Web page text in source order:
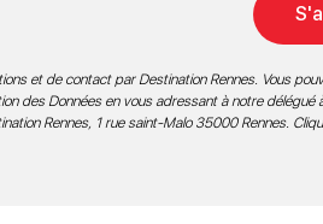
et de contact par Destination Rennes. Vous
des Données en vous adressant à notre
Rennes, 1 rue saint-Malo 35000 Rennes.